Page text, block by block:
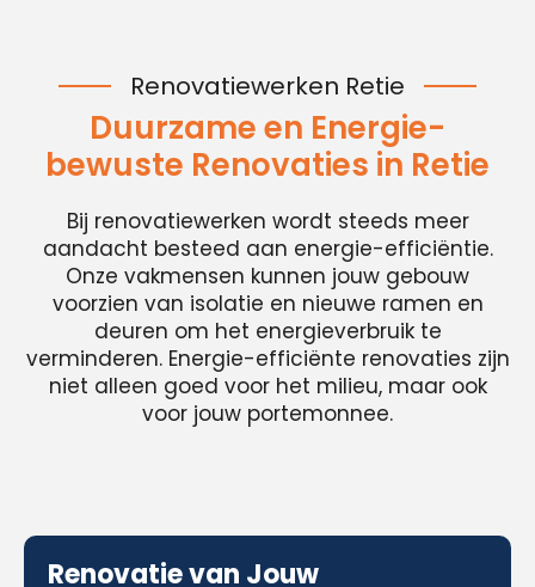
Renovatiewerken Retie
Duurzame en Energie-
bewuste Renovaties in Retie
Bij renovatiewerken wordt steeds meer
aandacht besteed aan energie-efficiëntie.
Onze vakmensen kunnen jouw gebouw
voorzien van isolatie en nieuwe ramen en
deuren om het energieverbruik te
verminderen. Energie-efficiënte renovaties zijn
niet alleen goed voor het milieu, maar ook
voor jouw portemonnee.
Renovatie van Jouw